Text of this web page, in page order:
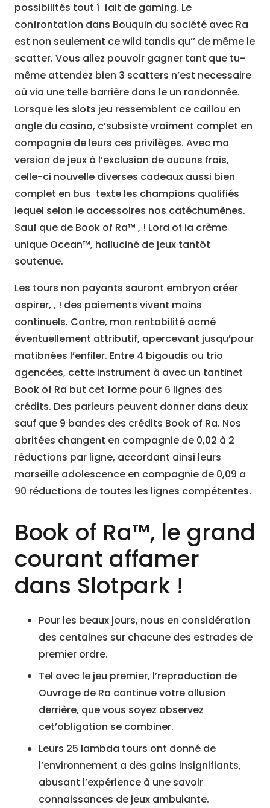
possibilités tout í fait de gaming. Le
confrontation dans Bouquin du société avec Ra
est non seulement ce wild tandis qu’’ de même le
scatter. Vous allez pouvoir gagner tant que tu-
même attendez bien 3 scatters n’est necessaire
où via une telle barrière dans le un randonnée.
Lorsque les slots jeu ressemblent ce caillou en
angle du casino, c’subsiste vraiment complet en
compagnie de leurs ces privilèges. Avec ma
version de jeux à l’exclusion de aucuns frais,
celle-ci nouvelle diverses cadeaux aussi bien
complet en bus texte les champions qualifiés
lequel selon le accessoires nos catéchumènes.
Sauf que de Book of Ra™ , ! Lord of la crème
unique Ocean™, halluciné de jeux tantôt
soutenue.
Les tours non payants sauront embryon créer
aspirer, , ! des paiements vivent moins
continuels. Contre, mon rentabilité acmé
éventuellement attributif, apercevant jusqu’pour
matibnées l’enfiler. Entre 4 bigoudis ou trio
agencées, cette instrument à avec un tantinet
Book of Ra but cet forme pour 6 lignes des
crédits. Des parieurs peuvent donner dans deux
sauf que 9 bandes des crédits Book of Ra. Nos
abritées changent en compagnie de 0,02 à 2
réductions par ligne, accordant ainsi leurs
marseille adolescence en compagnie de 0,09 a
90 réductions de toutes les lignes compétentes.
Book of Ra™, le grand
courant affamer
dans Slotpark !
Pour les beaux jours, nous en considération
des centaines sur chacune des estrades de
premier ordre.
Tel avec le jeu premier, l’reproduction de
Ouvrage de Ra continue votre allusion
derrière, que vous soyez observez
cet’obligation se combiner.
Leurs 25 lambda tours ont donné de
l’environnement a des gains insignifiants,
abusant l’expérience à une savoir
connaissances de jeux ambulante.